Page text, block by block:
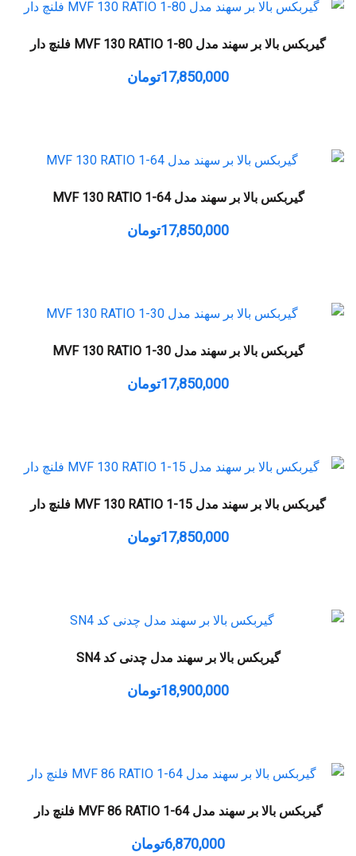
گیربکس بالا بر سهند مدل MVF 130 RATIO 1-80 فلنچ دار
17,850,000تومان
گیربکس بالا بر سهند مدل MVF 130 RATIO 1-64
17,850,000تومان
گیربکس بالا بر سهند مدل MVF 130 RATIO 1-30
17,850,000تومان
گیربکس بالا بر سهند مدل MVF 130 RATIO 1-15 فلنچ دار
17,850,000تومان
گیربکس بالا بر سهند مدل چدنی کد SN4
18,900,000تومان
گیربکس بالا بر سهند مدل MVF 86 RATIO 1-64 فلنچ دار
6,870,000تومان